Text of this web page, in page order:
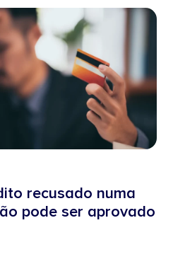
recusado numa
pode ser aprovado